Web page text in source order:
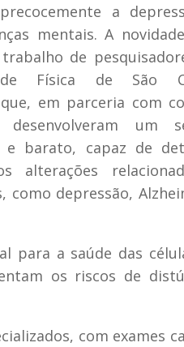
a
mentais. A
de
Física de São
que, em parceria com
desenvolveram um
e barato, capaz de
alterações
como depressão,
para a saúde das
os riscos de
com exames